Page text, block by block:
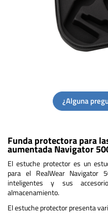
¿Alguna
Funda protectora para
aumentada Navigator
El estuche protector es un
para el RealWear Navigator
inteligentes y sus
almacenamiento.
El estuche protector presenta